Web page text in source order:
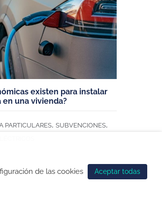
existen para instalar
una vivienda?
PARTICULARES, SUBVENCIONES,
de las cookies Aceptar todas